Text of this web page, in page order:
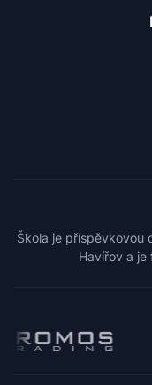
Škola je příspěvkovou
Havířov a je